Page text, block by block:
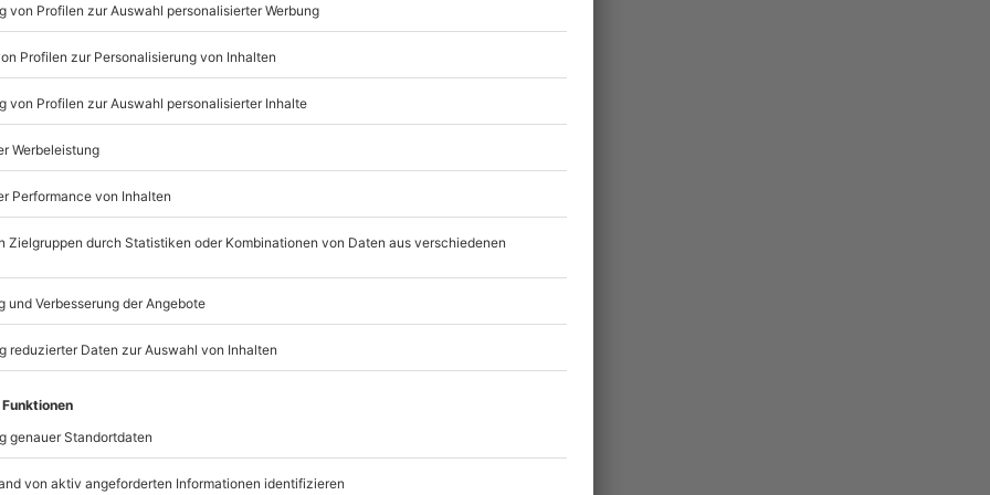
Terminen verfügbar
Handtuch, Trinken
Listenansicht
© OpenStreetMaps
mydaysGmbH
81671 München
außer an bundesweiten